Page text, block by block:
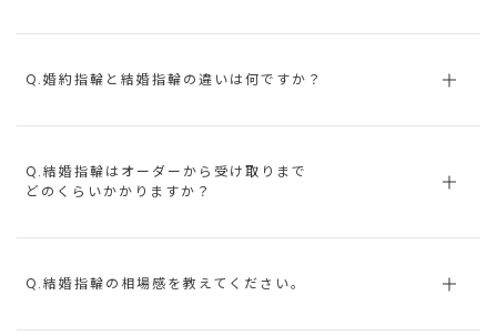
Q.婚約指輪と結婚指輪の違いは何ですか？
Q.結婚指輪はオーダーから受け取りまで
どのくらいかかりますか？
Q.結婚指輪の相場感を教えてください。